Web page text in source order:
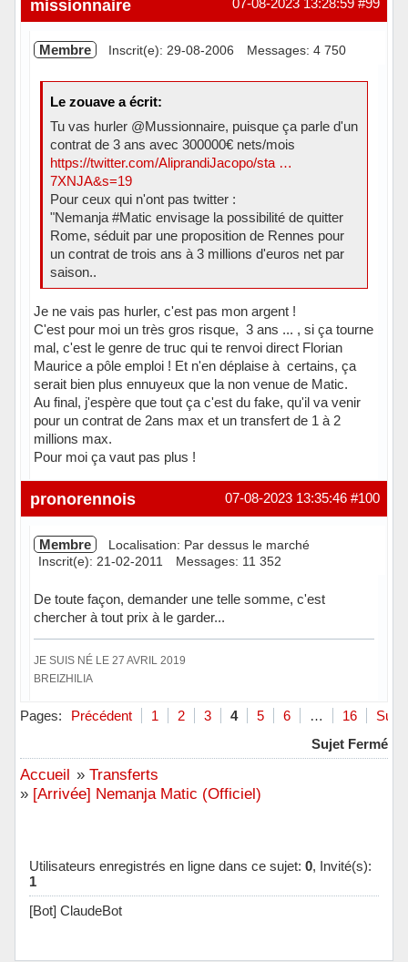
#99
07-08-2023 13:28:59
missionnaire
Membre Inscrit(e): 29-08-2006 Messages: 4 750
Le zouave a écrit:
Tu vas hurler @Mussionnaire, puisque ça parle d'un
contrat de 3 ans avec 300000€ nets/mois
https://twitter.com/AliprandiJacopo/sta …
7XNJA&s=19
Pour ceux qui n'ont pas twitter :
"Nemanja #Matic envisage la possibilité de quitter
Rome, séduit par une proposition de Rennes pour
un contrat de trois ans à 3 millions d'euros net par
saison..
Je ne vais pas hurler, c'est pas mon argent !
C'est pour moi un très gros risque, 3 ans ... , si ça tourne
mal, c'est le genre de truc qui te renvoi direct Florian
Maurice a pôle emploi ! Et n'en déplaise à certains, ça
serait bien plus ennuyeux que la non venue de Matic.
Au final, j'espère que tout ça c'est du fake, qu'il va venir
pour un contrat de 2ans max et un transfert de 1 à 2
millions max.
Pour moi ça vaut pas plus !
Hors ligne #100
07-08-2023 13:35:46
pronorennois
Membre
Localisation: Par dessus le marché
Inscrit(e): 21-02-2011
Messages: 11 352
De toute façon, demander une telle somme, c'est
chercher à tout prix à le garder...
JE SUIS NÉ LE 27 AVRIL 2019
BREIZHILIA
Hors ligne
Pages: Précédent 1 2 3 4 5 6 … 16
Sujet Fermé
Accueil » Transferts
» [Arrivée] Nemanja Matic (Officiel)
Utilisateurs enregistrés en ligne dans ce sujet: 0, Invité(s):
1
[Bot] ClaudeBot